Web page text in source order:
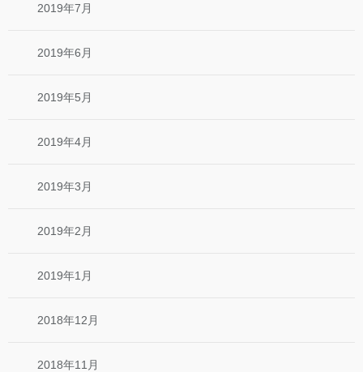
2019年7月
2019年6月
2019年5月
2019年4月
2019年3月
2019年2月
2019年1月
2018年12月
2018年11月